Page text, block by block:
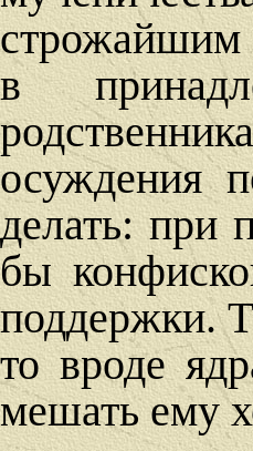
строжайшим
в
осуждения
делать: при
бы
поддержки.
то вроде
мешать ему